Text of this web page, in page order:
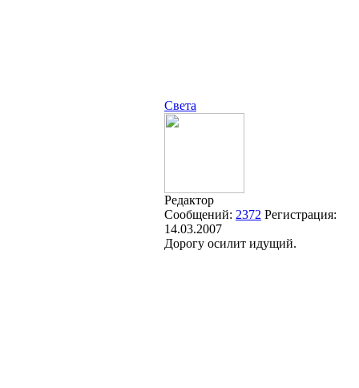
Света
Редактор
Сообщений: 2372 Регистрация:
14.03.2007
Дорогу осилит идущий.